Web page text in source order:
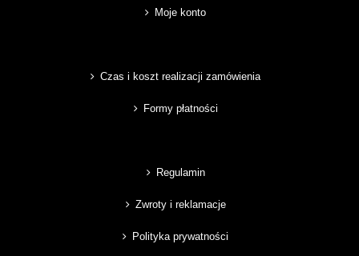
Moje konto
Czas i koszt realizacji zamówienia
Formy płatności
Regulamin
Zwroty i reklamacje
Polityka prywatności